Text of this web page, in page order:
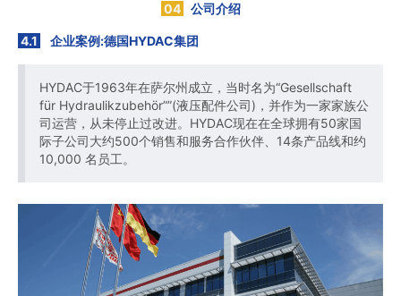
04 公司介绍
4.1 企业案例:德国HYDAC集团
HYDAC于1963年在萨尔州成立，当时名为“Gesellschaft
für Hydraulikzubehör””(液压配件公司)，并作为一家家族公
司运营，从未停止过改进。HYDAC现在在全球拥有50家国
际子公司大约500个销售和服务合作伙伴、14条产品线和约
10,000 名员工。